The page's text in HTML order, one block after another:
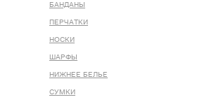
БАНДАНЫ
ПЕРЧАТКИ
НОСКИ
ШАРФЫ
НИЖНЕЕ БЕЛЬЕ
СУМКИ